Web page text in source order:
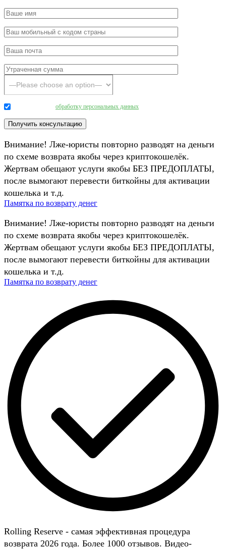
обработку персональных данных
Внимание! Лже-юристы повторно разводят на деньги
по схеме возврата якобы через криптокошелёк.
Жертвам обещают услуги якобы БЕЗ ПРЕДОПЛАТЫ,
после вымогают перевести биткойны для активации
кошелька и т.д.
Памятка по возврату денег
Внимание! Лже-юристы повторно разводят на деньги
по схеме возврата якобы через криптокошелёк.
Жертвам обещают услуги якобы БЕЗ ПРЕДОПЛАТЫ,
после вымогают перевести биткойны для активации
кошелька и т.д.
Памятка по возврату денег
Rolling Reserve - самая эффективная процедура
возврата 2026 года. Более 1000 отзывов. Видео-